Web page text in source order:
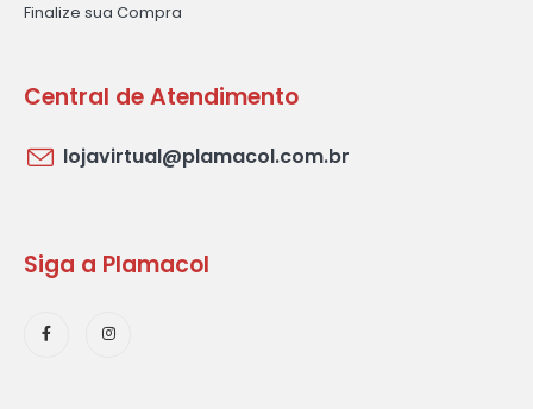
Finalize sua Compra
Central de Atendimento
lojavirtual@plamacol.com.br
Siga a Plamacol